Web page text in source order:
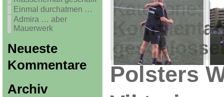
Einmal durchatmen …
Admira … aber
Mauerwerk
Neueste
Kommentare
Archiv
Kategorie: |
Polsters